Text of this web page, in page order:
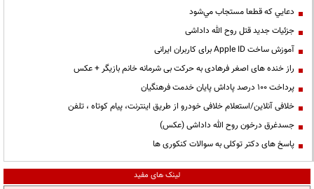
دعايي كه قطعا مستجاب مي‌شود
جزئیات جدید قتل روح الله داداشی
آموزش ساخت Apple ID برای کاربران ایرانی
راز خنده های اصغر فرهادی به حرکت بی شرمانه خانم بازیگر + عکس
پرداخت ۱۰۰ درصد پاداش پایان خدمت فرهنگیان
خلافی آنلاین/استعلام خلافی خودرو از طریق اینترنت، پیام کوتاه ، تلفن
جسدغرق درخون روح الله داداشی (عکس)
پاسخ های دکتر توکلی به سوالات کنکوری ها
لینک های مفید